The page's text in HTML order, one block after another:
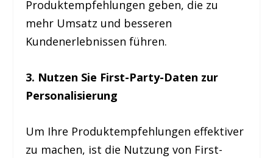
Produktempfehlungen geben, die zu
mehr Umsatz und besseren
Kundenerlebnissen führen.
3. Nutzen Sie First-Party-Daten zur
Personalisierung
Um Ihre Produktempfehlungen effektiver
zu machen, ist die Nutzung von First-